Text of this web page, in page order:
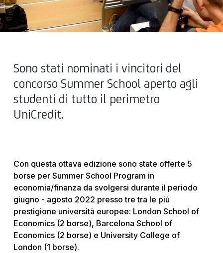
Sono stati nominati i vincitori del
concorso Summer School aperto agli
studenti di tutto il perimetro
UniCredit.
Con questa ottava edizione sono state offerte 5
borse per Summer School Program in
economia/finanza da svolgersi durante il periodo
giugno - agosto 2022 presso tre tra le più
prestigione università europee: London School of
Economics (2 borse), Barcelona School of
Economics (2 borse) e University College of
London (1 borse).